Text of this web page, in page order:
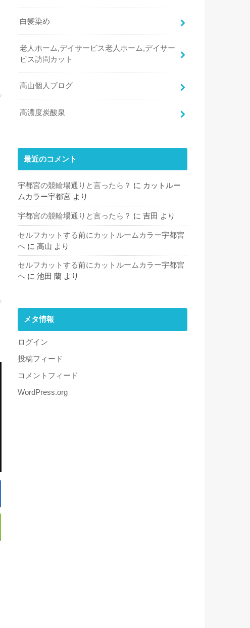
白髪染め
老人ホーム,デイサービス老人ホーム,デイサー
ビス訪問カット
高山個人ブログ
高濃度炭酸泉
最近のコメント
宇都宮の競輪場通りと言ったら？ に カットルー
ムカラー宇都宮 より
宇都宮の競輪場通りと言ったら？ に 吉田 より
セルフカットする前にカットルームカラー宇都宮
へ に 高山 より
セルフカットする前にカットルームカラー宇都宮
へ に 池田 蘭 より
メタ情報
ログイン
投稿フィード
コメントフィード
WordPress.org